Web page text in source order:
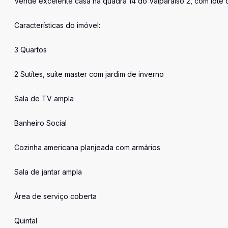
Características do imóvel:
3 Quartos
2 Sutítes, suíte master com jardim de inverno
Sala de TV ampla
Banheiro Social
Cozinha americana planjeada com armários
Sala de jantar ampla
Área de serviço coberta
Quintal